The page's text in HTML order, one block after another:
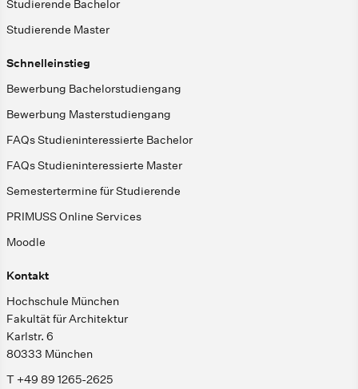
Studierende Bachelor
Studierende Master
Schnelleinstieg
Bewerbung Bachelorstudiengang
Bewerbung Masterstudiengang
FAQs Studieninteressierte Bachelor
FAQs Studieninteressierte Master
Semestertermine für Studierende
PRIMUSS Online Services
Moodle
Kontakt
Hochschule München
Fakultät für Architektur
Karlstr. 6
80333 München
T +49 89 1265-2625